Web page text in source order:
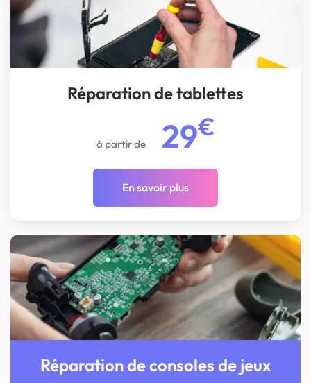
Réparation de tablettes
à partir de 29€
En savoir plus
Réparation de consoles de jeux